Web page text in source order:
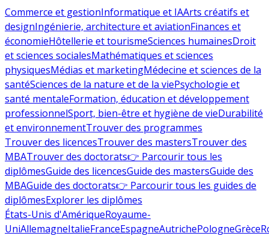
Commerce et gestionInformatique et IAArts créatifs et
designIngénierie, architecture et aviationFinances et
économieHôtellerie et tourismeSciences humainesDroit
et sciences socialesMathématiques et sciences
physiquesMédias et marketingMédecine et sciences de la
santéSciences de la nature et de la viePsychologie et
santé mentaleFormation, éducation et développement
professionnelSport, bien-être et hygiène de vieDurabilité
et environnementTrouver des programmes
Trouver des licencesTrouver des mastersTrouver des
MBATrouver des doctorats👉 Parcourir tous les
diplômesGuide des licencesGuide des mastersGuide des
MBAGuide des doctorats👉 Parcourir tous les guides de
diplômesExplorer les diplômes
États-Unis d'AmériqueRoyaume-
UniAllemagneItalieFranceEspagneAutrichePologneGrèce